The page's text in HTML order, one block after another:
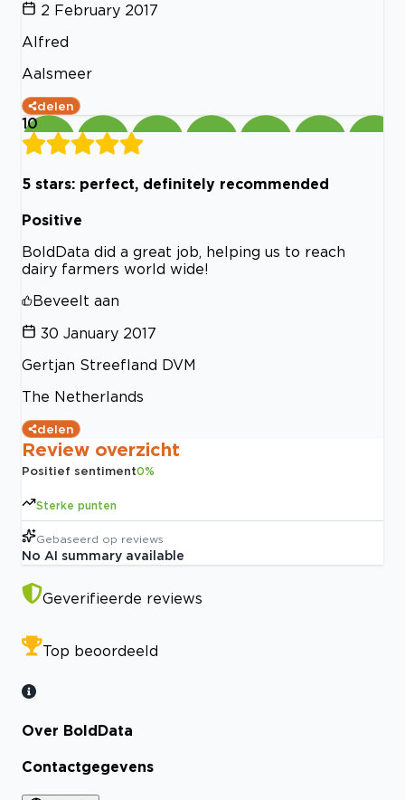
2 February 2017
Alfred
Aalsmeer
delen
10
5 stars: perfect, definitely recommended
Positive
BoldData did a great job, helping us to reach
dairy farmers world wide!
Beveelt aan
30 January 2017
Gertjan Streefland DVM
The Netherlands
delen
Review overzicht
Positief sentiment0%
Sterke punten
Gebaseerd op reviews
No AI summary available
Geverifieerde reviews
Top beoordeeld
Over BoldData
Contactgegevens